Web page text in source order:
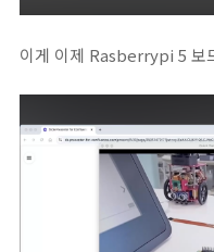
이게 이제 Rasberrypi 5 보